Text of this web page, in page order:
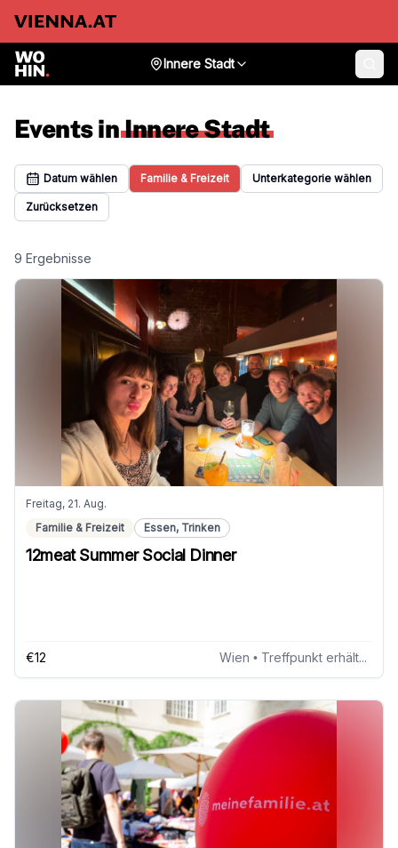
Innere Stadt
Events inInnere Stadt
Datum wählen Familie & Freizeit Unterkategorie wählen
Zurücksetzen
9 Ergebnisse
Freitag, 21. Aug.
Familie & Freizeit
Essen, Trinken
12meat Summer Social Dinner
€12 Wien • Treffpunkt erhältst du 24h vor Beginn